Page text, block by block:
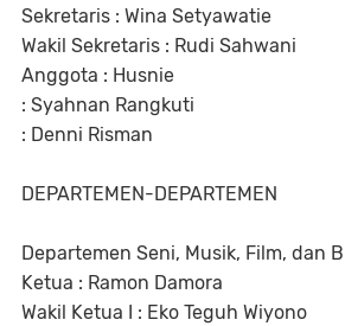
Sekretaris : Wina Setyawatie
Wakil Sekretaris : Rudi Sahwani
Anggota : Husnie
: Syahnan Rangkuti
: Denni Risman
DEPARTEMEN-DEPARTEMEN
Departemen Seni, Musik, Film, dan
Ketua : Ramon Damora
Wakil Ketua I : Eko Teguh Wiyono